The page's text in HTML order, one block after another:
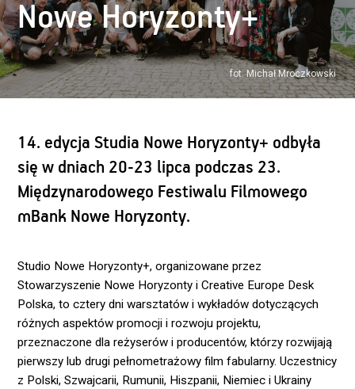
fot. Michał Mroczkowski
Nowe Horyzonty+
14. edycja Studia Nowe Horyzonty+ odbyła
się w dniach 20-23 lipca podczas 23.
Międzynarodowego Festiwalu Filmowego
mBank Nowe Horyzonty.
Studio Nowe Horyzonty+, organizowane przez
Stowarzyszenie Nowe Horyzonty i Creative Europe Desk
Polska, to cztery dni warsztatów i wykładów dotyczących
różnych aspektów promocji i rozwoju projektu,
przeznaczone dla reżyserów i producentów, którzy rozwijają
pierwszy lub drugi pełnometrażowy film fabularny. Uczestnicy
z Polski, Szwajcarii, Rumunii, Hiszpanii, Niemiec i Ukrainy